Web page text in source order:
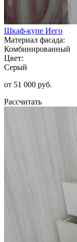
Шкаф-купе Иего
Материал фасада:
Комбинированный
Цвет:
Серый
от 51 000 руб.
Рассчитать